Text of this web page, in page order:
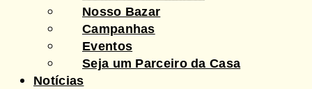
Nosso Bazar
Campanhas
Eventos
Seja um Parceiro da Casa
Notícias